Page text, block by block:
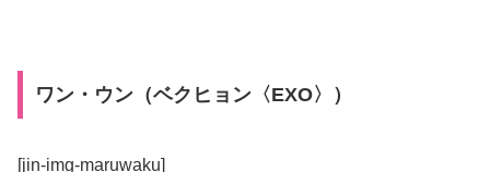
ワン・ウン（ベクヒョン〈EXO〉）
[jin-img-maruwaku]